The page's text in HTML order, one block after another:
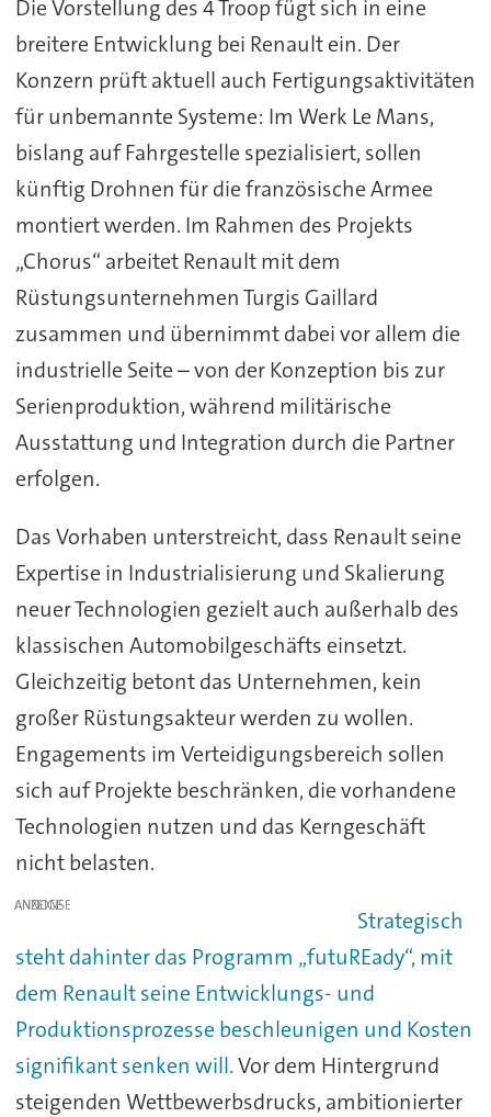
Die Vorstellung des 4 Troop fügt sich in eine
breitere Entwicklung bei Renault ein. Der
Konzern prüft aktuell auch Fertigungsaktivitäten
für unbemannte Systeme: Im Werk Le Mans,
bislang auf Fahrgestelle spezialisiert, sollen
künftig Drohnen für die französische Armee
montiert werden. Im Rahmen des Projekts
„Chorus“ arbeitet Renault mit dem
Rüstungsunternehmen Turgis Gaillard
zusammen und übernimmt dabei vor allem die
industrielle Seite – von der Konzeption bis zur
Serienproduktion, während militärische
Ausstattung und Integration durch die Partner
erfolgen.
Das Vorhaben unterstreicht, dass Renault seine
Expertise in Industrialisierung und Skalierung
neuer Technologien gezielt auch außerhalb des
klassischen Automobilgeschäfts einsetzt.
Gleichzeitig betont das Unternehmen, kein
großer Rüstungsakteur werden zu wollen.
Engagements im Verteidigungsbereich sollen
sich auf Projekte beschränken, die vorhandene
Technologien nutzen und das Kerngeschäft
nicht belasten.
ANZEIGE
Strategisch
steht dahinter das Programm „futuREady“, mit
dem Renault seine Entwicklungs- und
Produktionsprozesse beschleunigen und Kosten
signifikant senken will.Vor dem Hintergrund
steigenden Wettbewerbsdrucks, ambitionierter